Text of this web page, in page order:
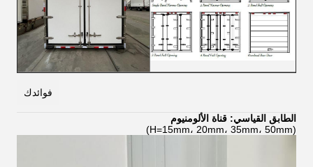
فوائدك
الطابق القياسي: قناة الألومنيوم
(H=15mm، 20mm، 35mm، 50mm)